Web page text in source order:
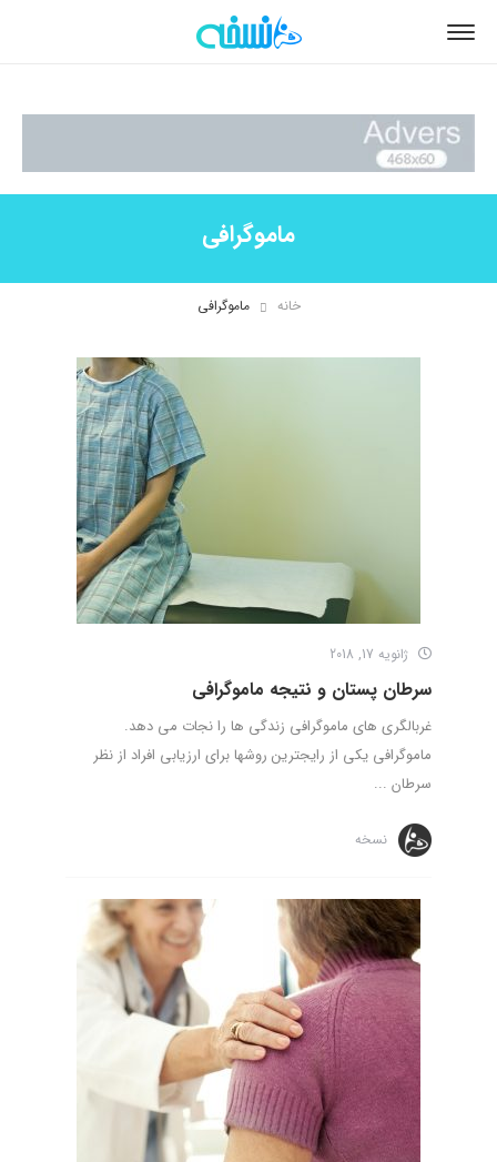
ماموگرافی
خانه ماموگرافی
ژانویه 17, 2018
سرطان پستان و نتیجه ماموگرافی
غربالگری­ های ماموگرافی زندگی ­ها را نجات می­ دهد.
ماموگرافی یکی از رایج­ترین روش­ها برای ارزیابی افراد از نظر
سرطان ...
نسخه